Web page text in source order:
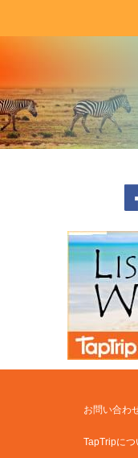
お問い合わ
TapTripにつ